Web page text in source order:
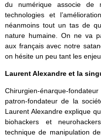
du numérique associe de
technologies et
néanmoins tout un tas de
nature humaine. On ne va
aux français avec notre
on hésite un peu tant les
Laurent Alexandre et la
Chirurgien-énarque-
patron-fondateur de la
Laurent Alexandre explique
biohackers et
technique de manipulation